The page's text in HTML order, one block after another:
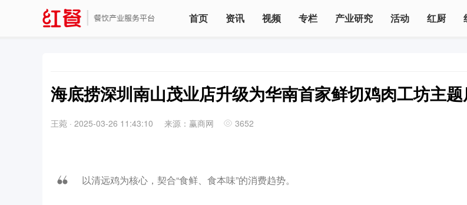
首页 资讯 视频 专栏 产业研究 活动 红厨
海底捞深圳南山茂业店升级为华南首家鲜切鸡肉工坊主
王菀 · 2025-03-26 11:43:10 来源： 赢商网 3652
以清远鸡为核心，契合“食鲜、食本味”的消费趋势。